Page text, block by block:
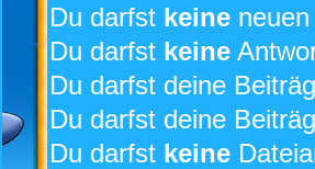
Du darfst keine
Du darfst keine
Du darfst deine
Du darfst deine
Du darfst keine